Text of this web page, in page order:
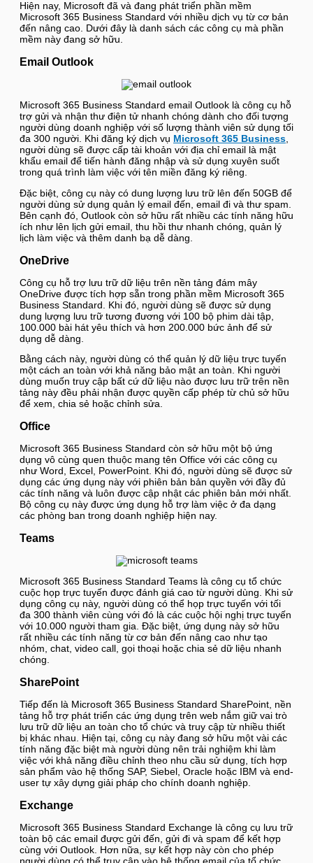
Hiện nay, Microsoft đã và đang phát triển phần mềm
Microsoft 365 Business Standard với nhiều dịch vụ từ cơ bản
đến nâng cao. Dưới đây là danh sách các công cụ mà phần
mềm này đang sở hữu.
Email Outlook
Microsoft 365 Business Standard email Outlook là công cụ hỗ
trợ gửi và nhận thư điện tử nhanh chóng dành cho đối tượng
người dùng doanh nghiệp với số lượng thành viên sử dụng tối
đa 300 người. Khi đăng ký dịch vụ Microsoft 365 Business
người dùng sẽ được cấp tài khoản với địa chỉ email là mật
khẩu email để tiến hành đăng nhập và sử dụng xuyên suốt
trong quá trình làm việc với tên miền đăng ký riêng.
Đặc biệt, công cụ này có dung lượng lưu trữ lên đến 50GB để
người dùng sử dụng quản lý email đến, email đi và thư spam.
Bên cạnh đó, Outlook còn sở hữu rất nhiều các tính năng hữu
ích như lên lịch gửi email, thu hồi thư nhanh chóng, quản lý
lịch làm việc và thêm danh bạ dễ dàng.
OneDrive
Công cụ hỗ trợ lưu trữ dữ liệu trên nền tảng đám mây
OneDrive được tích hợp sẵn trong phần mềm Microsoft 365
Business Standard. Khi đó, người dùng sẽ được sử dụng
dung lượng lưu trữ tương đương với 100 bộ phim dài tập,
100.000 bài hát yêu thích và hơn 200.000 bức ảnh để sử
dụng dễ dàng.
Bằng cách này, người dùng có thể quản lý dữ liệu trực tuyến
một cách an toàn với khả năng bảo mật an toàn. Khi người
dùng muốn truy cập bất cứ dữ liệu nào được lưu trữ trên nền
tảng này đều phải nhận được quyền cấp phép từ chủ sở hữu
để xem, chia sẻ hoặc chỉnh sửa.
Office
Microsoft 365 Business Standard còn sở hữu một bộ ứng
dụng vô cùng quen thuộc mang tên Office với các công cụ
như Word, Excel, PowerPoint. Khi đó, người dùng sẽ được sử
dụng các ứng dụng này với phiên bản bản quyền với đầy đủ
các tính năng và luôn được cập nhật các phiên bản mới nhất.
Bộ công cụ này được ứng dụng hỗ trợ làm việc ở đa dạng
các phòng ban trong doanh nghiệp hiện nay.
Teams
Microsoft 365 Business Standard Teams là công cụ tổ chức
cuộc họp trực tuyến được đánh giá cao từ người dùng. Khi sử
dụng công cụ này, người dùng có thể họp trực tuyến với tối
đa 300 thành viên cùng với đó là các cuộc hội nghị trực tuyến
với 10.000 người tham gia. Đặc biệt, ứng dụng này sở hữu
rất nhiều các tính năng từ cơ bản đến nâng cao như tạo
nhóm, chat, video call, gọi thoại hoặc chia sẻ dữ liệu nhanh
chóng.
SharePoint
Tiếp đến là Microsoft 365 Business Standard SharePoint, nền
tảng hỗ trợ phát triển các ứng dụng trên web nắm giữ vai trò
lưu trữ dữ liệu an toàn cho tổ chức và truy cập từ nhiều thiết
bị khác nhau. Hiện tại, công cụ này đang sở hữu một vài các
tính năng đặc biệt mà người dùng nên trải nghiệm khi làm
việc với khả năng điều chỉnh theo nhu cầu sử dụng, tích hợp
sản phẩm vào hệ thống SAP, Siebel, Oracle hoặc IBM và end-
user tự xây dựng giải pháp cho chính doanh nghiệp.
Exchange
Microsoft 365 Business Standard Exchange là công cụ lưu trữ
toàn bộ các email được gửi đến, gửi đi và spam để kết hợp
cùng với Outlook. Hơn nữa, sự kết hợp này còn cho phép